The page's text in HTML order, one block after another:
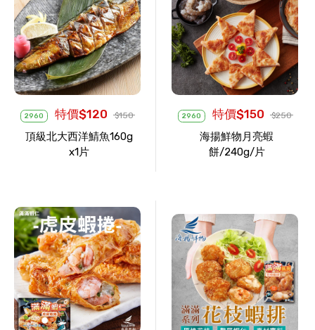
2960 特價$120 $150
頂級北大西洋鯖魚160g
x1片
2960 特價$150 $250
海揚鮮物月亮蝦
餅/240g/片